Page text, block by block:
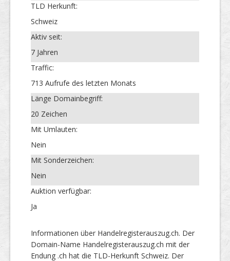
TLD Herkunft:
Schweiz
Aktiv seit:
7 Jahren
Traffic:
713 Aufrufe des letzten Monats
Länge Domainbegriff:
20 Zeichen
Mit Umlauten:
Nein
Mit Sonderzeichen:
Nein
Auktion verfügbar:
Ja
Informationen über Handelregisterauszug.ch. Der
Domain-Name Handelregisterauszug.ch mit der
Endung .ch hat die TLD-Herkunft Schweiz. Der